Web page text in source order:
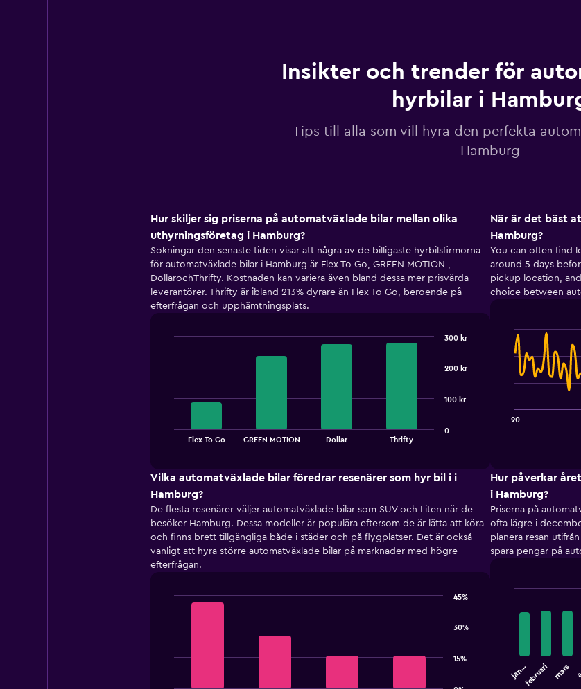
Insikter och trender för
hyrbilar i
Tips till alla som vill hyra den perfekta
Hamburg
Hur skiljer sig priserna på automatväxlade bilar mellan olika
uthyrningsföretag i Hamburg?
Sökningar den senaste tiden visar att några av de billigaste hyrbilsfirmorna
för automatväxlade bilar i Hamburg är Flex To Go, GREEN MOTION ,
DollarochThrifty. Kostnaden kan variera även bland dessa mer prisvärda
leverantörer. Thrifty är ibland 213% dyrare än Flex To Go, beroende på
efterfrågan och upphämtningsplats.
chart
X
axis
displaying
categories.
Range:
4
categories.
The
has
values.
Flex To Go GREEN MOTION Dollar Thrifty
0
100 kr
200 kr
300 kr
När är det bäst
Hamburg?
You can often find
around 5 days
pickup location,
choice between
Line
chart
with
The
X
axis
displaying
Dagar
innan
Range:
chart
displaying
Chart
graphic.
90
Vilka automatväxlade bilar föredrar resenärer som hyr bil i i
Hamburg?
De flesta resenärer väljer automatväxlade bilar som SUV och Liten när de
besöker Hamburg. Dessa modeller är populära eftersom de är lätta att köra
och finns brett tillgängliga både i städer och på flygplatser. Det är också
vanligt att hyra större automatväxlade bilar på marknader med högre
efterfrågan.
15%
30%
45%
Hur påverkar
i Hamburg?
Priserna på
ofta lägre i
planera resan
spara pengar på
chart
12
The
graphic.
jan…februari mars